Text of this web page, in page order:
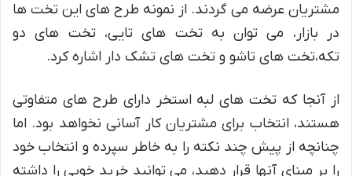
مشتریان عرضه می گردند. از نمونه طرح های این تخت ها
در بازار، می توان به تخت های تایی، تخت های دو
تکه،تخت های تاشو و تخت های تشک دار اشاره کرد.
از آنجا که تخت های لبه استخر دارای طرح های متفاوتی
هستند، انتخاب برای مشتریان کار آسانی نخواهد بود. اما
چنانچه از پیش چند نکته را به خاطر سپرده و انتخاب خود
را بر مبنای آنها قرار دهید، می توانید خرید خوبی را داشته